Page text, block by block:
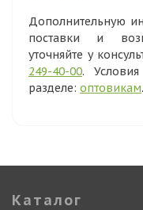
Дополнительную
поставки и
уточняйте у
249-40-00.
разделе: оптовикам.
Каталог